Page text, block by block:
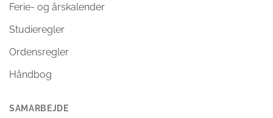
Ferie- og årskalender
Studieregler
Ordensregler
Håndbog
SAMARBEJDE